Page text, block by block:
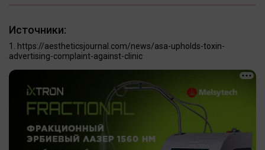
Источники:
https://aestheticsjournal.com/news/asa-upholds-toxin-
advertising-complaint-against-clinic